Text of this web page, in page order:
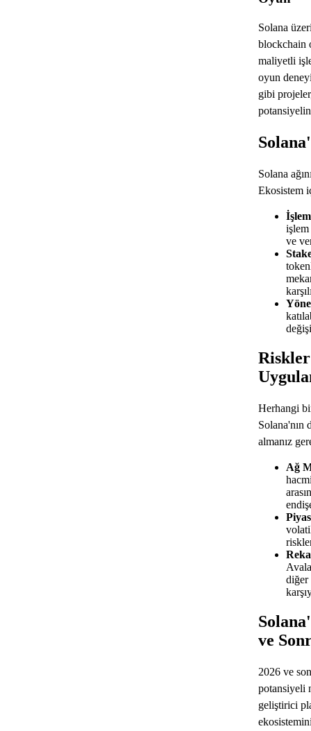
Solana
blockchain
maliyetli
oyun
gibi
Solana
Ekosistem
ve
Herhangi
Solana'nın
almanız
Ağ
diğer
ve
2026 ve
potansiyeli
geliştirici